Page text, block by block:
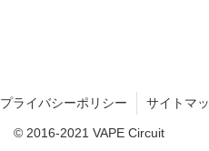
プライバシーポリシー サイトマ
© 2016-2021 VAPE Circuit